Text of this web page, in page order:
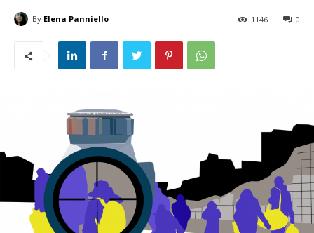
By Elena Panniello 0
1146